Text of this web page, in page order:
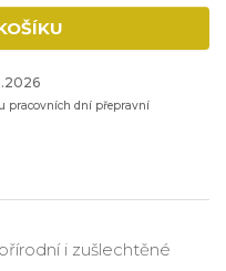
pracovních dní přepravní
i zušlechtěné